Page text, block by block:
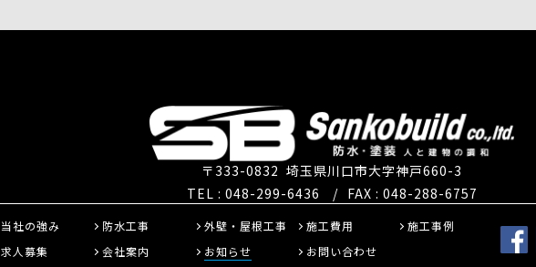
〒333-0832 埼玉県川口市大字神戸660-3
TEL : 048-299-6436
/ FAX : 048-288-6757
当社の強み 防水工事 外壁・屋根工事 施工費用
施工事例
求人募集 会社案内 お知らせ お問い合わせ